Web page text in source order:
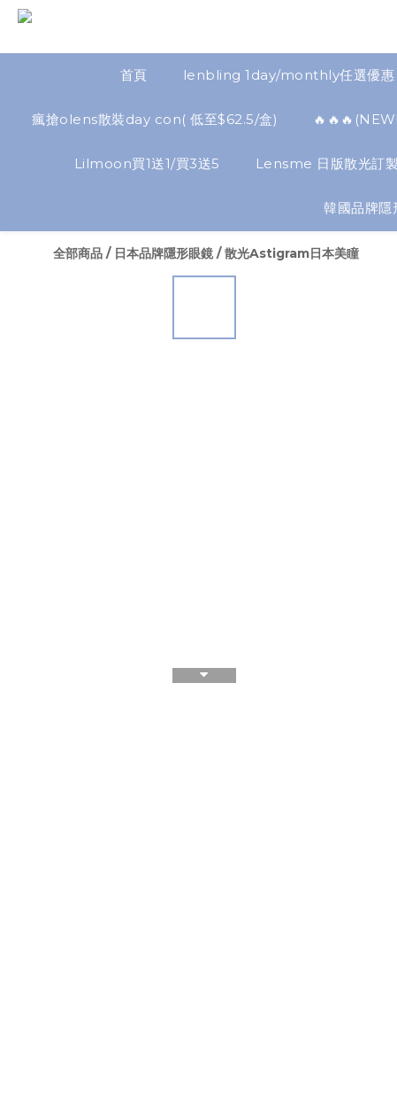
首頁 lenbling 1day/monthly任選優惠
瘋搶olens散裝day con( 低至$62.5/盒)
Lilmoon買1送1/買3送5 Lensme 日版散光訂
韓國品牌隱
全部商品 / 日本品牌隱形眼鏡 /散光Astigram日本美瞳